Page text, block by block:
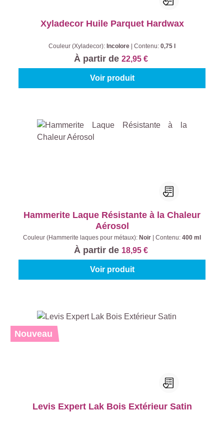
Xyladecor Huile Parquet Hardwax
Couleur (Xyladecor): Incolore Contenu: 0,75 l
À partir de 22,95 €
Voir produit
Hammerite Laque Résistante à la Chaleur
Aérosol
Couleur (Hammerite laques pour métaux): Noir Contenu: 400 ml
À partir de 18,95 €
Voir produit
Nouveau
Levis Expert Lak Bois Extérieur Satin